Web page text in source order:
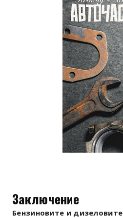
Заключение
Бензиновите и дизеловите